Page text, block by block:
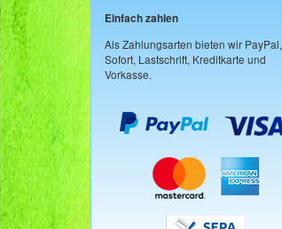
Einfach zahlen
Als Zahlungsarten bieten wir PayPal,
Sofort, Lastschrift, Kreditkarte und
Vorkasse.